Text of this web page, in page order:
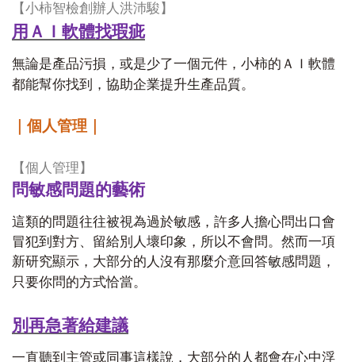
【小柿智檢創辦人洪沛駿】
用ＡＩ軟體找瑕疵
無論是產品污損，或是少了一個元件，小柿的ＡＩ軟體
都能幫你找到，協助企業提升生產品質。
｜個人管理｜
【個人管理】
問敏感問題的藝術
這類的問題往往被視為過於敏感，許多人擔心問出口會
冒犯到對方、留給別人壞印象，所以不會問。然而一項
新研究顯示，大部分的人沒有那麼介意回答敏感問題，
只要你問的方式恰當。
別再急著給建議
一直聽到主管或同事這樣說，大部分的人都會在心中浮